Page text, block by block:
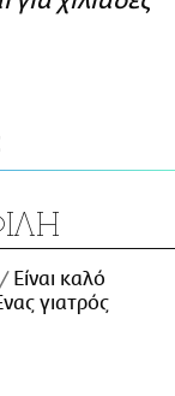
Είναι καλό
γιατρός